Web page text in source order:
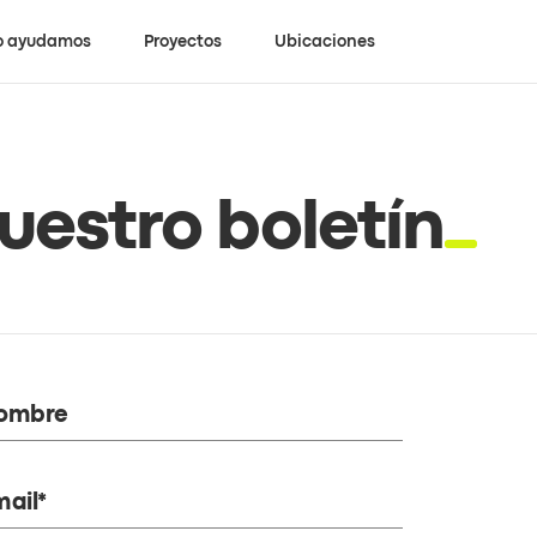
ayudamos Proyectos Ubicaciones
boletín